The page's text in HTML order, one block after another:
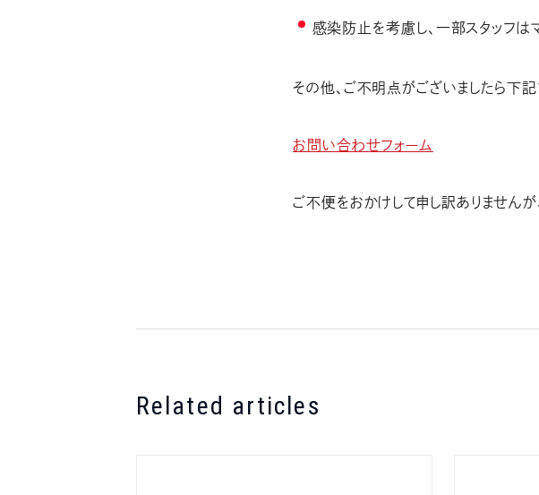
感染防止を考慮し、一部スタッフは
その他、ご不明点がございましたら下
お問い合わせフォーム
ご不便をおかけして申し訳ありません
Related articles